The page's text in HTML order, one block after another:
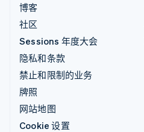
博客
社区
Sessions 年度大会
隐私和条款
禁止和限制的业务
牌照
网站地图
Cookie 设置